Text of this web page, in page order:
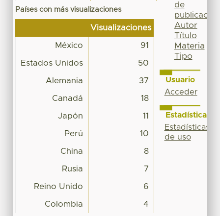
Países con más visualizaciones
Visualizaciones
México 91
Estados Unidos 50
Alemania 37
Canadá 18
Japón 11
Perú 10
China 8
Rusia 7
Reino Unido 6
Colombia 4
de
publicación
Autor
Título
Materia
Tipo
Usuario
Acceder
Estadísticas
Estadísticas
de uso